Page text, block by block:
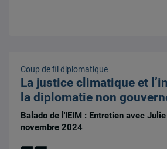
Coup de fil diplomatique
La justice climatique et
la diplomatie non
Balado de l'IEIM : Entretien avec
novembre 2024